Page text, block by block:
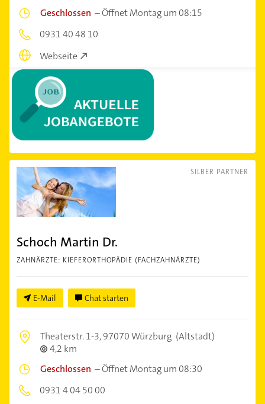
Geschlossen –Öffnet Montag um 08:15
0931 40 48 10
Webseite
SILBER PARTNER
Schoch Martin Dr.
ZAHNÄRZTE: KIEFERORTHOPÄDIE (FACHZAHNÄRZTE)
E-Mail Chat starten
Theaterstr. 1-3,97070 Würzburg (Altstadt)
4,2 km
Geschlossen –Öffnet Montag um 08:30
0931 4 04 50 00